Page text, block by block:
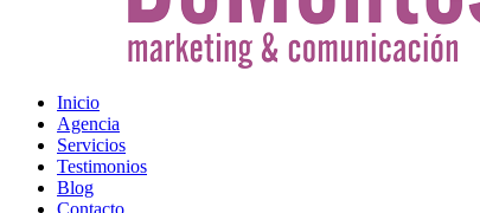
Inicio
Agencia
Servicios
Testimonios
Blog